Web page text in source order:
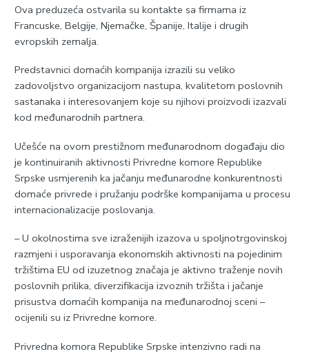
Ova preduzeća ostvarila su kontakte sa firmama iz
Francuske, Belgije, Njemačke, Španije, Italije i drugih
evropskih zemalja.
Predstavnici domaćih kompanija izrazili su veliko
zadovoljstvo organizacijom nastupa, kvalitetom poslovnih
sastanaka i interesovanjem koje su njihovi proizvodi izazvali
kod međunarodnih partnera.
Učešće na ovom prestižnom međunarodnom događaju dio
je kontinuiranih aktivnosti Privredne komore Republike
Srpske usmjerenih ka jačanju međunarodne konkurentnosti
domaće privrede i pružanju podrške kompanijama u procesu
internacionalizacije poslovanja.
– U okolnostima sve izraženijih izazova u spoljnotrgovinskoj
razmjeni i usporavanja ekonomskih aktivnosti na pojedinim
tržištima EU od izuzetnog značaja je aktivno traženje novih
poslovnih prilika, diverzifikacija izvoznih tržišta i jačanje
prisustva domaćih kompanija na međunarodnoj sceni –
ocijenili su iz Privredne komore.
Privredna komora Republike Srpske intenzivno radi na